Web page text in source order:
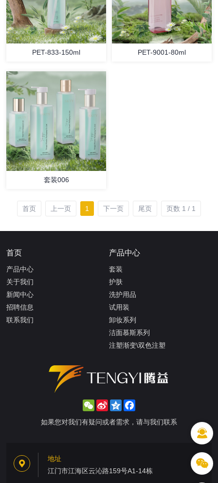
PET-833-150ml PET-9001-80ml
套装006
首页 上一页 1 下一页 尾页 页数 1 / 1
首页
产品中心
关于我们
新闻中心
招聘信息
联系我们
产品中心
套装
护肤
洗护用品
试用装
卸妆系列
洁面慕斯系列
注塑渐变\双色注塑
WeChat
Sina
Weibo
Qzone
如果您对我们有疑问或者需求，请与我们联系
地址
江门市江海区云沁路159号A1-14栋